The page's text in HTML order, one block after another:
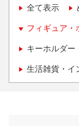
全て表示
フィギュア・
キーホルダー
生活雑貨・イ